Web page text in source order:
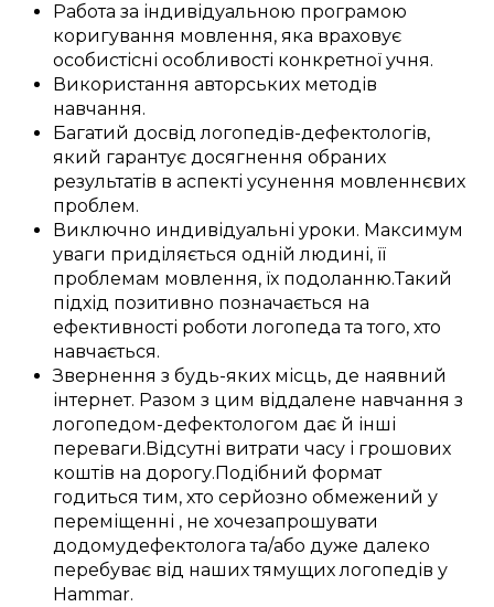
Работа за індивідуальною програмою
коригування мовлення, яка враховує
особистісні особливості конкретної учня.
Використання авторських методів
навчання.
Багатий досвідлогопедів-дефектологів,
який гарантує досягнення обраних
результатів в аспекті усунення мовленнєвих
проблем.
Виключно индивідуальні уроки. Максимум
уваги приділяється одній людині, її
проблемам мовлення, їх подоланню.Такий
підхід позитивно позначається на
ефективності роботи логопеда татого, хто
навчається.
Звернення з будь-яких місць, де наявний
інтернет. Разом з цим віддалене навчання з
логопедом-дефектологом дає й інші
переваги.Відсутні витрати часу і грошових
коштів на дорогу.Подібний формат
годиться тим, хто серйозно обмежений у
переміщенні , не хочезапрошувати
додомудефектолога та/або дуже далеко
перебуває від нашихтямущихлогопедів у
Hammar.